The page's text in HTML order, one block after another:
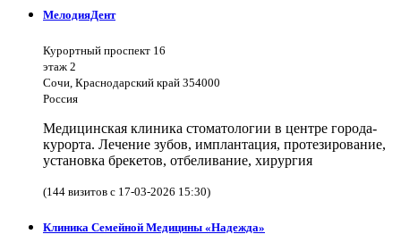
МелодияДент
Курортный проспект 16
этаж 2
Сочи, Краснодарский край 354000
Россия
Медицинская клиника стоматологии в центре города-
курорта. Лечение зубов, имплантация, протезирование,
установка брекетов, отбеливание, хирургия
(144 визитов с 17-03-2026 15:30)
Клиника Семейной Медицины «Надежда»